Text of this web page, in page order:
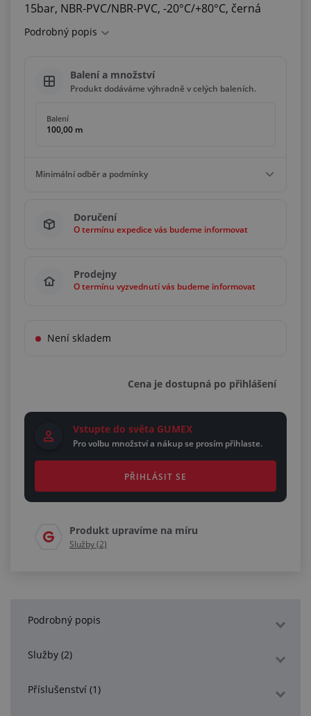
15bar, NBR-PVC/NBR-PVC, -20°C/+80°C, černá
Podrobný popis
Balení a množství
Produkt dodáváme výhradně v celých baleních.
Balení
100,00 m
Minimální odběr a podmínky
100,00 m
Násobky 100,00 m
Doručení
O termínu expedice vás budeme informovat
Prodejny
O termínu vyzvednutí vás budeme informovat
Není skladem
Cena je dostupná po přihlášení
Vstupte do světa GUMEX
Pro volbu množství a nákup se prosím přihlaste.
PŘIHLÁSIT SE
Produkt upravíme na míru
Služby (2)
Podrobný popis
Služby (2)
Příslušenství (1)